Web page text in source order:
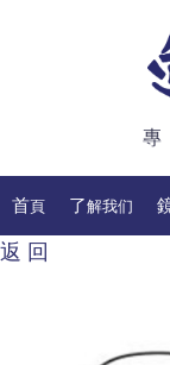
首頁 了解我们
返 回